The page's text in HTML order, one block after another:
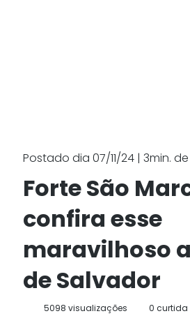
Postado dia 07/11/24 | 3min.
Forte São
confira esse
maravilhoso
de Salvador
0 curtida
5098 visualizações